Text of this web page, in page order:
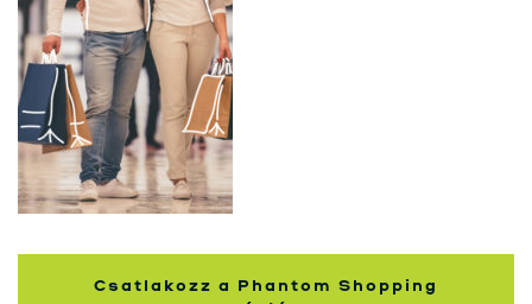
Csatlakozz a Phantom Shopping